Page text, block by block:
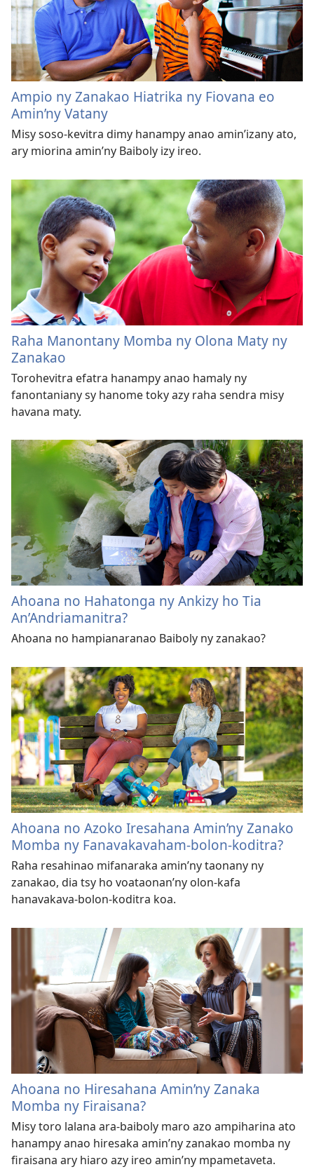
Ampio ny Zanakao Hiatrika ny Fiovana eo
Amin’ny Vatany
Misy soso-kevitra dimy hanampy anao amin’izany ato,
ary miorina amin’ny Baiboly izy ireo.
Raha Manontany Momba ny Olona Maty ny
Zanakao
Torohevitra efatra hanampy anao hamaly ny
fanontaniany sy hanome toky azy raha sendra misy
havana maty.
Ahoana no Hahatonga ny Ankizy ho Tia
An’Andriamanitra?
Ahoana no hampianaranao Baiboly ny zanakao?
Ahoana no Azoko Iresahana Amin’ny Zanako
Momba ny Fanavakavaham-bolon-koditra?
Raha resahinao mifanaraka amin’ny taonany ny
zanakao, dia tsy ho voataonan’ny olon-kafa
hanavakava-bolon-koditra koa.
Ahoana no Hiresahana Amin’ny Zanaka
Momba ny Firaisana?
Misy toro lalana ara-baiboly maro azo ampiharina ato
hanampy anao hiresaka amin’ny zanakao momba ny
firaisana ary hiaro azy ireo amin’ny mpametaveta.